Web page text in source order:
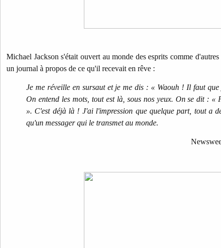
Michael Jackson s'était ouvert au monde des esprits comme
un journal à propos de ce qu'il recevait en rêve :
Je me réveille en sursaut et je me dis : « Waouh ! Il faut
On entend les mots, tout est là, sous nos yeux. On se dit :
». C'est déjà là ! J'ai l'impression que quelque part, tout a
qu'un messager qui le transmet au monde.